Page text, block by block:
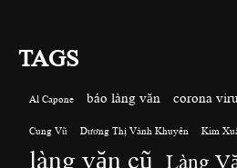
TAGS
Al Capone báo làng văn corona
Cung Vũ Dương Thị Vành Khuyên Kim
làng văn cũ Làng